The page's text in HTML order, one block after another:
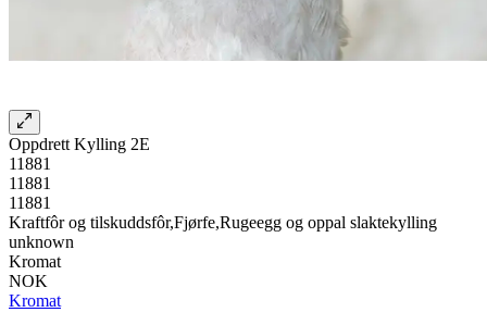
Oppdrett Kylling 2E
11881
11881
11881
Kraftfôr og tilskuddsfôr,Fjørfe,Rugeegg og oppal slaktekylling
unknown
Kromat
NOK
Kromat